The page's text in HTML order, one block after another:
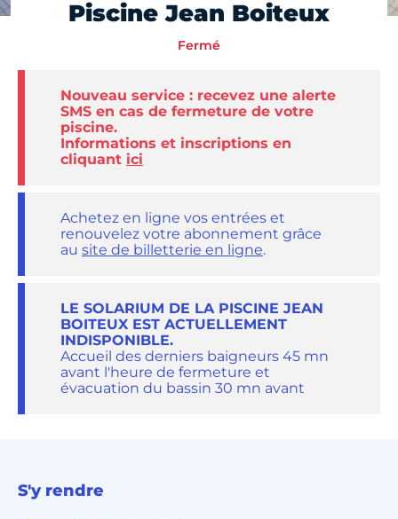
Piscine Jean Boiteux
Fermé
Nouveau service : recevez une alerte
SMS en cas de fermeture de votre
piscine.
Informations et inscriptions en
cliquant ici
Achetez en ligne vos entrées et
renouvelez votre abonnement grâce
au site de billetterie en ligne.
LE SOLARIUM DE LA PISCINE JEAN
BOITEUX EST ACTUELLEMENT
INDISPONIBLE.
Accueil des derniers baigneurs 45 mn
avant l'heure de fermeture et
évacuation du bassin 30 mn avant
S'y rendre